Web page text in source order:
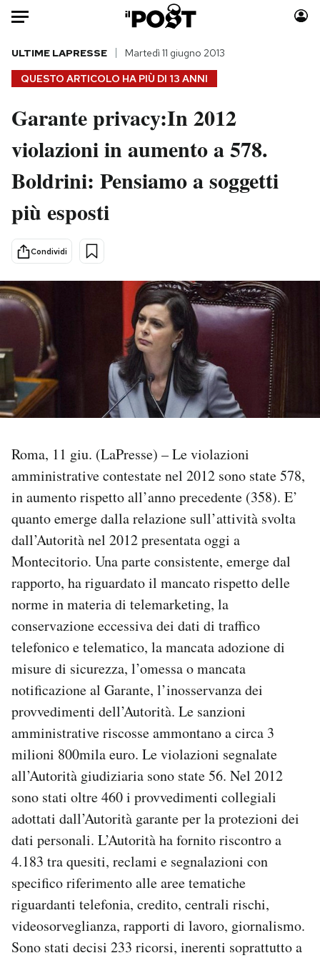
Auto
HOME
Italia
Politica
Tecnologia
Scienza
Cultura
Economia
Sport
Moda
Consumismi
Storie/Idee
Mondiali calcio 2026
PODCAST
NEWSLETTER
CALENDARIO
AREA PERSONALE
Newsletter
Notifiche mobile
Regala il Post
Hai bisogno di aiuto?
Esci
QUESTO ARTICOLO HA PIÙ DI 13 ANNI
ULTIME LAPRESSE Martedì 11 giugno 2013
Garante privacy:In 2012
violazioni in aumento a 578.
Boldrini: Pensiamo a soggetti
più esposti
Condividi
Roma, 11 giu. (LaPresse) – Le violazioni
amministrative contestate nel 2012 sono state 578,
in aumento rispetto all’anno precedente (358). E’
quanto emerge dalla relazione sull’attività svolta
dall’Autorità nel 2012 presentata oggi a
Montecitorio. Una parte consistente, emerge dal
rapporto, ha riguardato il mancato rispetto delle
norme in materia di telemarketing, la
conservazione eccessiva dei dati di traffico
telefonico e telematico, la mancata adozione di
misure di sicurezza, l’omessa o mancata
notificazione al Garante, l’inosservanza dei
provvedimenti dell’Autorità. Le sanzioni
amministrative riscosse ammontano a circa 3
milioni 800mila euro. Le violazioni segnalate
all’Autorità giudiziaria sono state 56. Nel 2012
sono stati oltre 460 i provvedimenti collegiali
adottati dall’Autorità garante per la protezioni dei
dati personali. L’Autorità ha fornito riscontro a
4.183 tra quesiti, reclami e segnalazioni con
specifico riferimento alle aree tematiche
riguardanti telefonia, credito, centrali rischi,
videosorveglianza, rapporti di lavoro, giornalismo.
Sono stati decisi 233 ricorsi, inerenti soprattutto a